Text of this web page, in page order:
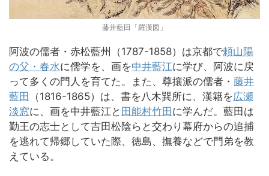
藤井藍田「羅漢図」
阿波の儒者・赤松藍州（1787-1858）は京都で頼山陽
の父・春水に儒学を、画を中井藍江に学び、阿波に戻
って多くの門人を育てた。また、尊攘派の儒者・ 藤井
藍田 （1816-1865）は、書を八木巽所に、漢籍を広瀬
淡窓に、画を中井藍江と 田能村竹田に学んだ。藍田は
勤王の志士として吉田松陰らと交わり幕府からの追捕
を逃れて帰郷していた際、徳島、撫養などで門弟を教
えている。